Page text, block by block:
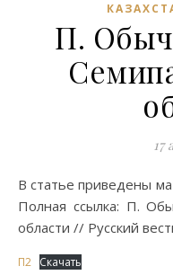
П.
17
В статье приведены материалы по этнографии казахов.
Полная ссылка: П.
области // Русский
П2 Скачать